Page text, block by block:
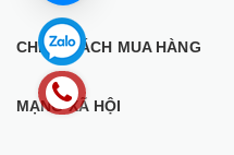
CHÍNH SÁCH MUA HÀNG
MẠNG XÃ HỘI